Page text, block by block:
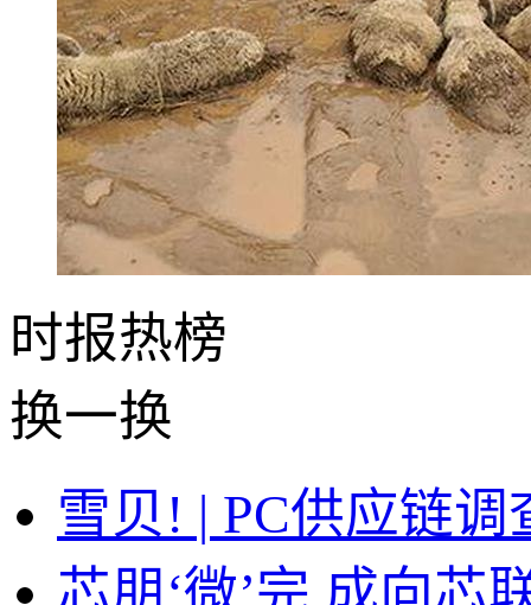
时报热榜
换一换
雪贝! | PC供应链
芯朋‘微’完,成向芯